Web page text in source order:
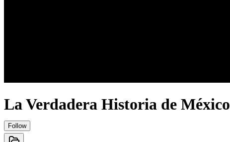
La Verdadera Historia de México
Follow